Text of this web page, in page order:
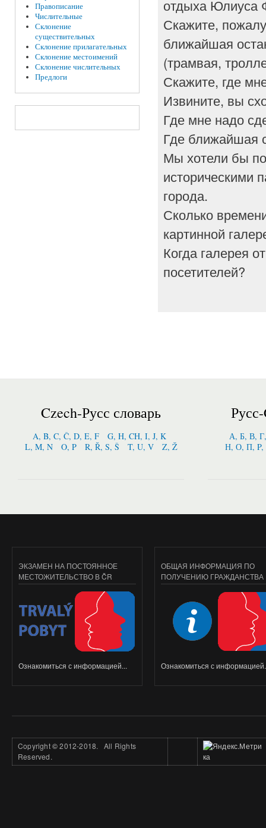
Правописание
Числительные
Склонение
существительных
Склонение прилагательных
Склонение местоимений
Склонение числительных
Предлоги
отдыха Юлиуса
Скажите,
ближайшая
(трамвая,
Скажите, где
Извините, вы
Где мне надо
Где ближайшая
Мы хотели бы
историческими
города.
Сколько
картинной
Когда галерея
посетителей?
Czech-Русс словарь
A, B, C, Č, D, E, F
G, H, CH, I, J, K
L, M, N
O, P R, Ř, S, Š T, U, V Z, Ž
А, Б, В,
Н, О, П,
ЭКЗАМЕН НА ПОСТОЯННОЕ
МЕСТОЖИТЕЛЬСТВО В ČR
Ознакомиться с информацией...
ОБЩАЯ ИНФОРМАЦИЯ ПО
ПОЛУЧЕНИЮ ГРАЖДАНСТВА
Ознакомиться с
Copyright©2012-2018. All Rights
Reserved.